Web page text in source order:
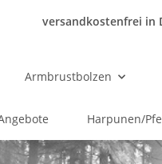
versandkostenfrei in
Armbrustbolzen
Harpunen/